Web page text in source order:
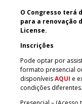
O Congresso terá
para a renovação
License.
Inscrições
Pode optar por
formato presencial
disponíveisAQUI e
condições diferentes.